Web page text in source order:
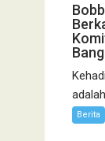
Berita